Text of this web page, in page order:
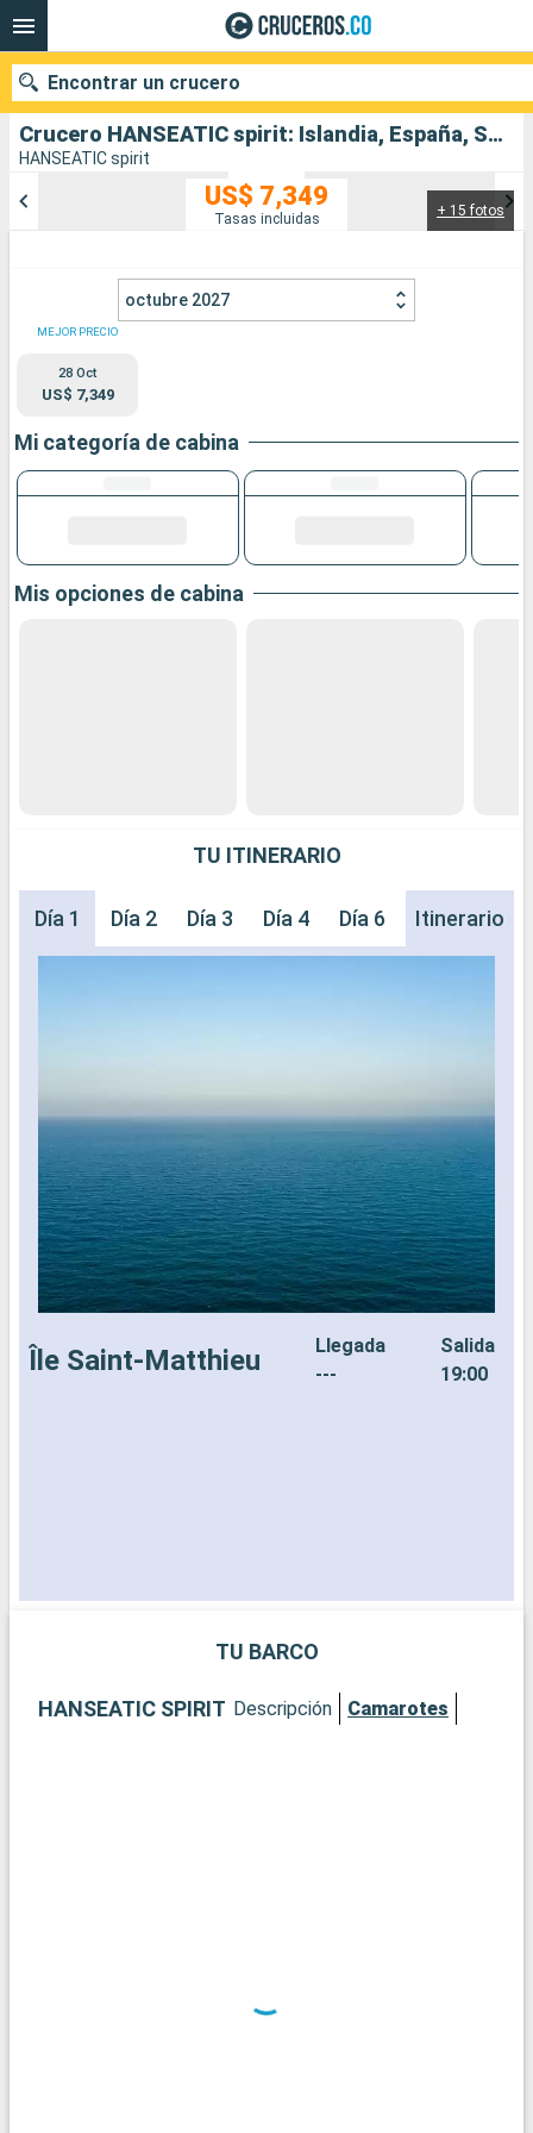
Crucero HANSEATIC spirit: Islandia, España, San Vincent y las Granadinas, Cabo Verde salida desde Île Saint-Matthieu
HANSEATIC spirit
+ 15 fotos
US$ 7,349
Tasas incluidas
octubre 2027
MEJOR PRECIO
28 Oct
US$ 7,349
Mi categoría de cabina
Mis opciones de cabina
TU ITINERARIO
Día 1 Día 2 Día 3 Día 4 Día 6 Día 14
Itinerario
Île Saint-Matthieu
Llegada
---
Salida
19:00
TU BARCO
HANSEATIC SPIRIT Descripción Camarotes
Encontrar un crucero
Puertos Compañías